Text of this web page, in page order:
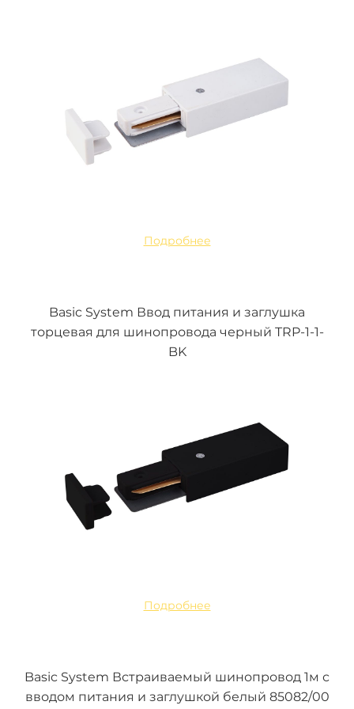
Подробнее
Basic System Ввод питания и заглушка
торцевая для шинопровода черный TRP-1-1-
BK
Подробнее
Basic System Встраиваемый шинопровод 1м с
вводом питания и заглушкой белый 85082/00